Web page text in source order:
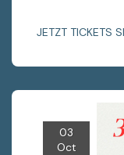
JETZT TICKETS
03
Oct